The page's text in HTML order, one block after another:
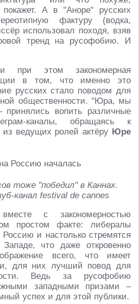
А в "Аноре" русских
фактуру (водка,
использовал походя, взяв
тренд на русофобию. И
при этом закономерная
в том, что именно это
русских стало поводом для
общественности. "Юра, мы
вопить различные
каналы, обращаясь к
ведущих ролей актёру Юре
тоже "победил" в Каннах.
канал festival de cannes
с закономерностью
простом факте: либералы
и настолько стремятся
что даже откровенно
всего, что имеет
для них лучший повод для
Ведь за русофобию
западными призами –
успех и для этой публики.